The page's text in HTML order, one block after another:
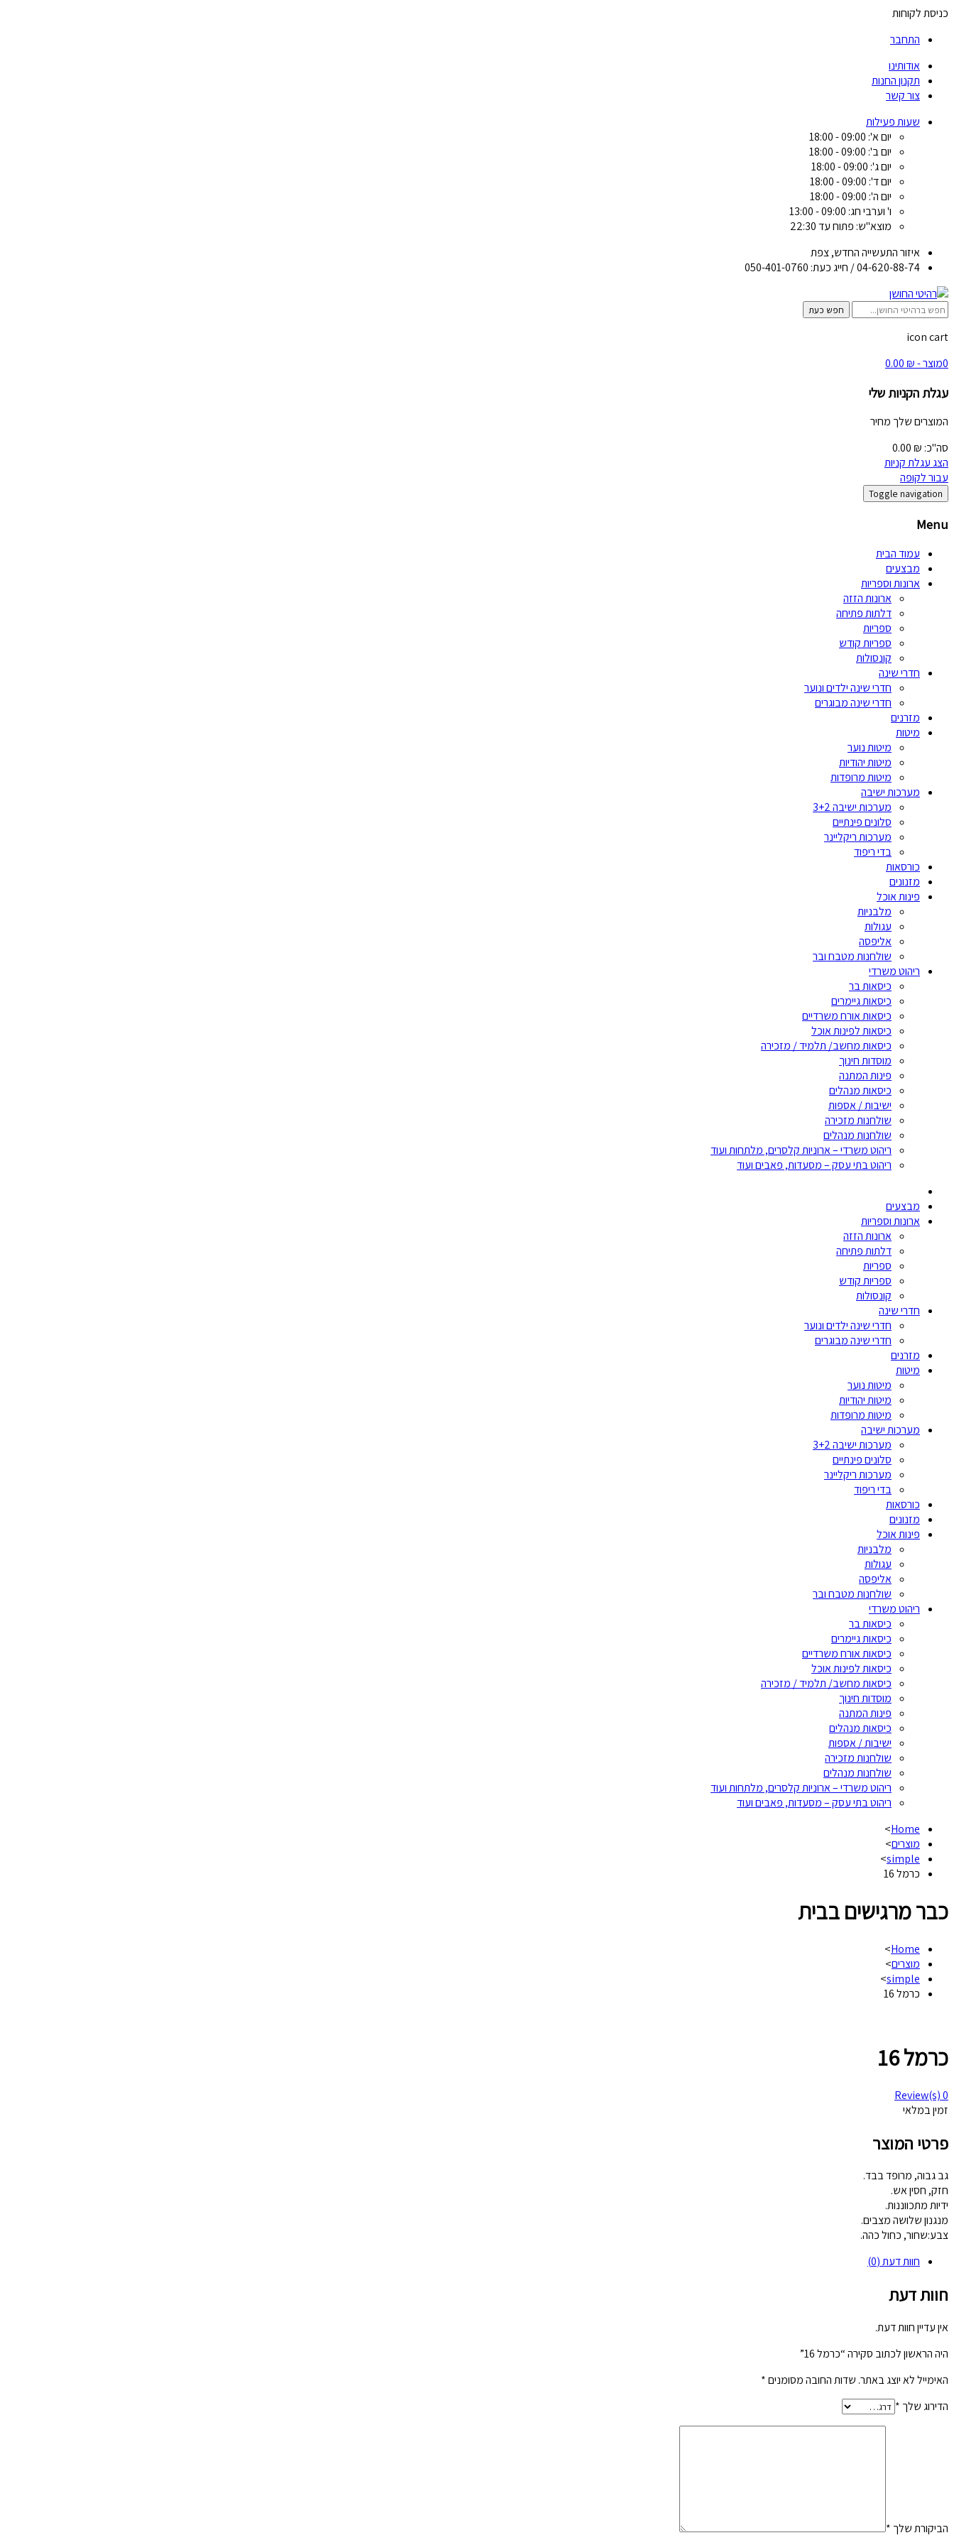
כניסת לקוחות
התחבר
אודותינו
תקנון החנות
צור קשר
שעות פעילות
יום א': 09:00 - 18:00
יום ב': 09:00 - 18:00
יום ג': 09:00 - 18:00
יום ד': 09:00 - 18:00
יום ה': 09:00 - 18:00
ו' וערבי חג: 09:00 - 13:00
מוצא"ש: פתוח עד 22:30
איזור התעשייה החדש, צפת
04-620-88-74 / חייג כעת: 050-401-0760
חפש כעת
icon cart
0מוצר - 0.00 ₪
עגלת הקניות שלי
המוצרים שלך מחיר
סה"כ:
0.00 ₪
הצג עגלת קניות
עבור לקופה
Toggle navigation
Menu
עמוד הבית
מבצעים
ארונות וספריות
ארונות הזזה
דלתות פתיחה
ספריות
ספריות קודש
קונסולות
חדרי שינה
חדרי שינה ילדים ונוער
חדרי שינה מבוגרים
מזרנים
מיטות
מיטות נוער
מיטות יהודיות
מיטות מרופדות
מערכות ישיבה
מערכות ישיבה 3+2
סלונים פינתיים
מערכות ריקליינר
בדי ריפוד
כורסאות
מזנונים
פינות אוכל
מלבניות
עגולות
אליפסה
שולחנות מטבח ובר
ריהוט משרדי
כיסאות בר
כיסאות גיימרים
כיסאות אורח משרדיים
כיסאות לפינות אוכל
כיסאות מחשב/ תלמיד / מזכירה
מוסדות חינוך
פינות המתנה
כיסאות מנהלים
ישיבות / אספות
שולחנות מזכירה
שולחנות מנהלים
ריהוט משרדי – ארוניות קלסרים, מלתחות ועוד
ריהוט בתי עסק – מסעדות, פאבים ועוד
מבצעים
ארונות וספריות
ארונות הזזה
דלתות פתיחה
ספריות
ספריות קודש
קונסולות
חדרי שינה
חדרי שינה ילדים ונוער
חדרי שינה מבוגרים
מזרנים
מיטות
מיטות נוער
מיטות יהודיות
מיטות מרופדות
מערכות ישיבה
מערכות ישיבה 3+2
סלונים פינתיים
מערכות ריקליינר
בדי ריפוד
כורסאות
מזנונים
פינות אוכל
מלבניות
עגולות
אליפסה
שולחנות מטבח ובר
ריהוט משרדי
כיסאות בר
כיסאות גיימרים
כיסאות אורח משרדיים
כיסאות לפינות אוכל
כיסאות מחשב/ תלמיד / מזכירה
מוסדות חינוך
פינות המתנה
כיסאות מנהלים
ישיבות / אספות
שולחנות מזכירה
שולחנות מנהלים
ריהוט משרדי – ארוניות קלסרים, מלתחות ועוד
ריהוט בתי עסק – מסעדות, פאבים ועוד
Home
>
מוצרים>
simple
>
כרמל 16
כבר מרגישים בבית
Home
>
מוצרים>
simple
>
כרמל 16
כרמל 16
0
זמין במלאי
פרטי המוצר
גב גבוה, מרופד בבד.
חזק, חסין אש.
ידיות מתכווננות.
מנגנון שלושה מצבים.
צבע:שחור, כחול כהה.
חוות דעת (0)
חוות דעת
אין עדיין חוות דעת.
היה הראשון לכתוב סקירה “כרמל 16”
האימייל לא יוצג באתר. שדות החובה מסומנים*
הדירוג שלך *
הביקורת שלך *